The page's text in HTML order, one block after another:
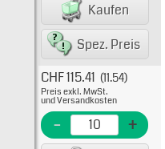
Kaufen
Spez. Preis
EME
CHF 115.41 (11.54)
Preis exkl. MwSt.
und Versandkosten
- +